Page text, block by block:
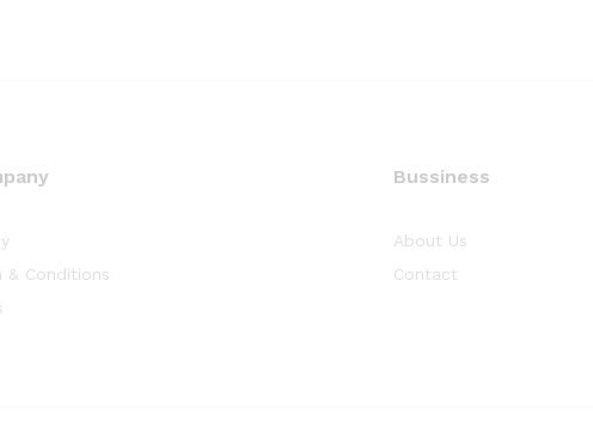
& Conditions
Bussiness
About Us
Contact